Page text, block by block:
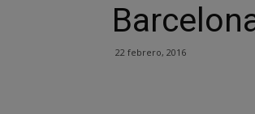
22 febrero, 2016